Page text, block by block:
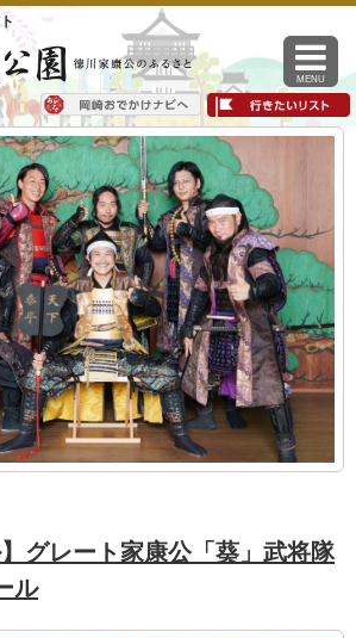
MENU
】グレート家康公「葵」武将隊
ル